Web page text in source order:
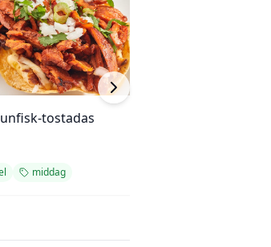
tostadas
middag